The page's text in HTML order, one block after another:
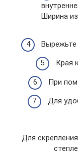
Ширина
Вырежьте
Края
При
Для
Для